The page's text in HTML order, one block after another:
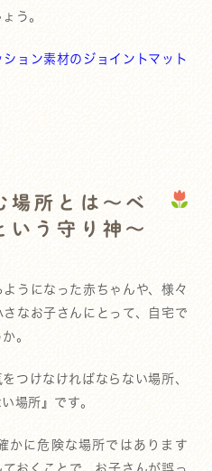
う。
ョン素材のジョイントマット
所とは～ベ
いう守り神～
うになった赤ちゃんや、様々
なお子さんにとって、自宅で
。
つけなければならない場所、
場所』です。
かに危険な場所ではあります